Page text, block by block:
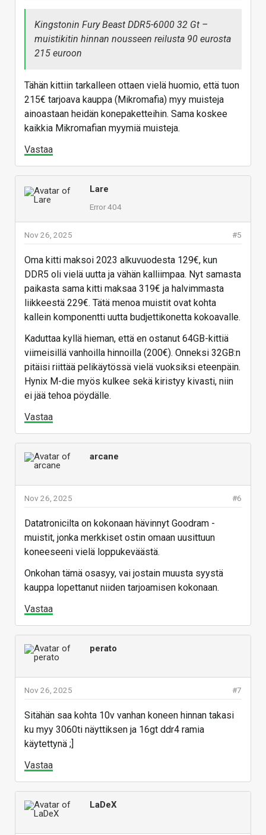
Kingstonin Fury Beast DDR5-6000 32 Gt –
muistikitin hinnan nousseen reilusta 90 eurosta
215 euroon
Tähän kittiin tarkalleen ottaen vielä huomio, että tuon
215€ tarjoava kauppa (Mikromafia) myy muisteja
ainoastaan heidän konepaketteihin. Sama koskee
kaikkia Mikromafian myymiä muisteja.
Vastaa
Lare
Error 404
#5
Nov 26, 2025
Oma kitti maksoi 2023 alkuvuodesta 129€, kun
DDR5 oli vielä uutta ja vähän kalliimpaa. Nyt samasta
paikasta sama kitti maksaa 319€ ja halvimmasta
liikkeestä 229€. Tätä menoa muistit ovat kohta
kallein komponentti uutta budjettikonetta kokoavalle.
Kaduttaa kyllä hieman, että en ostanut 64GB-kittiä
viimeisillä vanhoilla hinnoilla (200€). Onneksi 32GB:n
pitäisi riittää pelikäytössä vielä vuoksiksi eteenpäin.
Hynix M-die myös kulkee sekä kiristyy kivasti, niin
ei jää tehoa pöydälle.
Vastaa
arcane
#6
Nov 26, 2025
Datatronicilta on kokonaan hävinnyt Goodram -
muistit, jonka merkkiset ostin omaan uusittuun
koneeseeni vielä loppukeväästä.
Onkohan tämä osasyy, vai jostain muusta syystä
kauppa lopettanut niiden tarjoamisen kokonaan.
Vastaa
perato
#7
Nov 26, 2025
Sitähän saa kohta 10v vanhan koneen hinnan takasi
ku myy 3060ti näyttiksen ja 16gt ddr4 ramia
käytettynä ;]
Vastaa
LaDeX